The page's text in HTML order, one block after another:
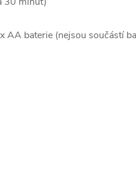
AA baterie (nejsou součástí